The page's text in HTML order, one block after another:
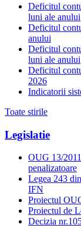
Deficitul
luni ale anului
Deficitul
anului
Deficitul
luni ale anului
Deficitul
2026
Indicatorii
Toate stirile
Legislatie
OUG 13/
penalizatoare
Legea 243
IFN
Proiectul
Proiectul de
Decizia